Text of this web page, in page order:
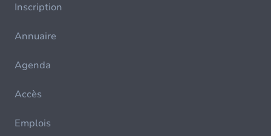
Inscription
Annuaire
Agenda
Accès
Emplois